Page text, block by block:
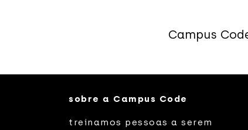
Campus
sobre a Campus Code
treinamos pessoas a serem